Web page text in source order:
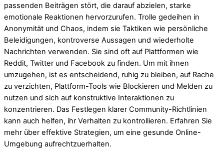
passenden Beiträgen stört, die darauf abzielen, starke
emotionale Reaktionen hervorzurufen. Trolle gedeihen in
Anonymität und Chaos, indem sie Taktiken wie persönliche
Beleidigungen, kontroverse Aussagen und wiederholte
Nachrichten verwenden. Sie sind oft auf Plattformen wie
Reddit, Twitter und Facebook zu finden. Um mit ihnen
umzugehen, ist es entscheidend, ruhig zu bleiben, auf Rache
zu verzichten, Plattform-Tools wie Blockieren und Melden zu
nutzen und sich auf konstruktive Interaktionen zu
konzentrieren. Das Festlegen klarer Community-Richtlinien
kann auch helfen, ihr Verhalten zu kontrollieren. Erfahren Sie
mehr über effektive Strategien, um eine gesunde Online-
Umgebung aufrechtzuerhalten.